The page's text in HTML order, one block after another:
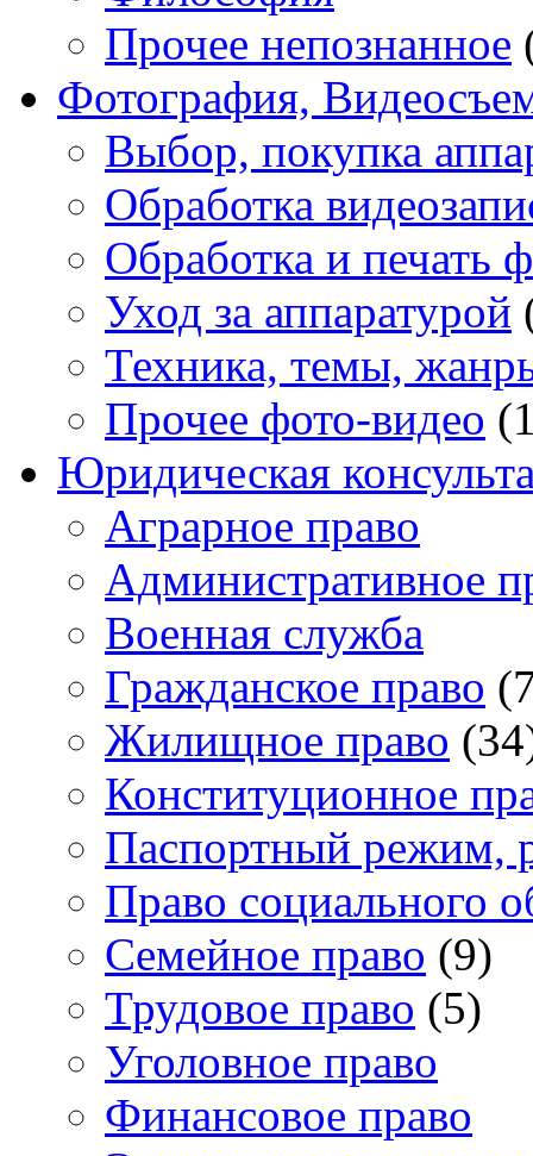
Прочее непознанное
Фотография,
Выбор, покупка
Обработка
Обработка и печать
Уход за аппаратурой
Техника, темы,
Прочее фото-видео
Юридическая
Аграрное право
Административное
Военная служба
Гражданское право
Жилищное право
Конституционное
Паспортный режим,
Право социального
Семейное право (9)
Трудовое право (5)
Уголовное право
Финансовое право